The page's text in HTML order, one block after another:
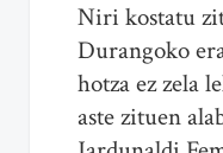
Niri kostatu
Durangoko
hotza ez zela
aste zituen